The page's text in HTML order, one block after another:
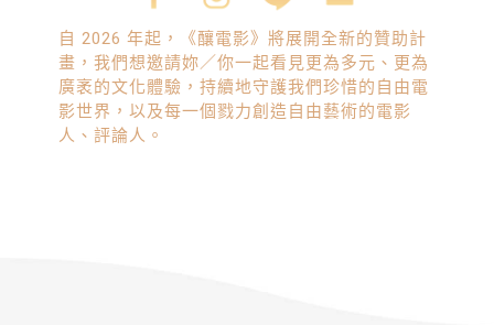
自 2026 年起，《釀電影》將展開全新的贊助計
畫，我們想邀請妳／你一起看見更為多元、更為
廣袤的文化體驗，持續地守護我們珍惜的自由電
影世界，以及每一個戮力創造自由藝術的電影
人、評論人。